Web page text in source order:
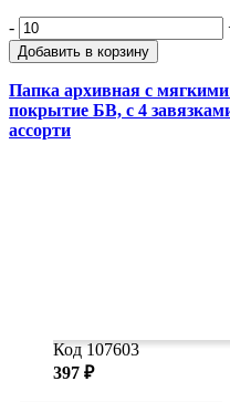
-
Добавить в корзину
Папка архивная с
покрытие БВ, с 4
ассорти
Код 107603
397 ₽